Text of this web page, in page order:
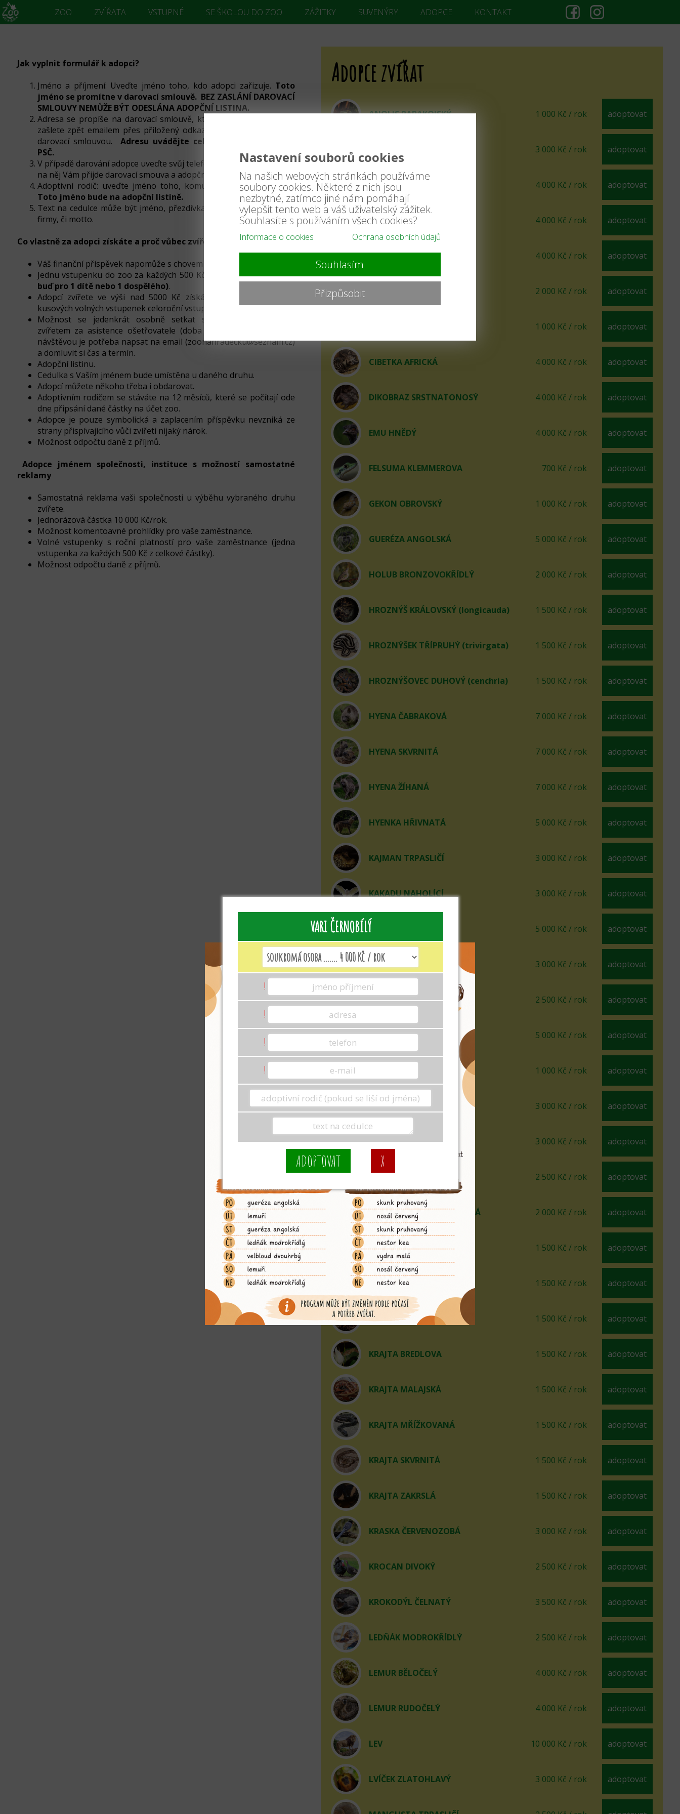
ZOO ZVÍŘATA VSTUPNÉ SE ŠKOLOU DO ZOO ZÁŽITKY SUVENÝRY ADOPCE KONTAKT
Jak vyplnit formulář k adopci?
Jméno a příjmení: Uveďte jméno toho, kdo adopci zařizuje. Toto
jméno se promítne v darovací smlouvě. BEZ ZASLÁNÍ DAROVACÍ
SMLOUVY NEMŮŽE BÝT ODESLÁNA ADOPČNÍ LISTINA.
Adresa se propíše na darovací smlouvě, kterou nám podepsanou
zašlete zpět emailem přes přiložený odkaz v emailu s doručenou
darovací smlouvou. Adresu uvádějte celou vč. ulice, města a
PSČ.
V případě darování adopce uveďte svůj telefon a email, jelikož právě
na něj Vám přijde darovací smouva a adopční listina.
Adoptivní rodič: uveďte jméno toho, komu bude adopce náležet.
Toto jméno bude na adopční listině.
Text na cedulce může být jméno, přezdívka, v případě firem název
firmy, či motto.
Co vlastně za adopci získáte a proč vůbec zvíře adoptovat?
Váš finanční příspěvek napomůže s chovem daného druhu.
Jednu vstupenku do zoo za každých 500 Kč
(vstupenka je platná
buď pro 1 dítě nebo 1 dospělého).
Adopcí zvířete ve výši nad 5000 Kč získá adoptivní rodič místo
kusových volných vstupenek celoroční vstup do zoo ZDARMA.
Možnost se jedenkrát osobně setkat se svým adoptovaným
zvířetem za asistence ošetřovatele (doba trvání 30 minut). Před
návštěvou je potřeba napsat na email (zoonahradecku@seznam.cz)
a domluvit si čas a termín.
Adopční listinu.
Cedulka s Vaším jménem bude umístěna u daného druhu.
Adopcí můžete někoho třeba i obdarovat.
Adoptivním rodičem se stáváte na 12 měsíců, které se počítají ode
dne připsání dané částky na účet zoo.
Adopce je pouze symbolická a zaplacením příspěvku nevzniká ze
strany přispívajícího vůči zvířeti nijaký nárok.
Možnost odpočtu daně z příjmů.
Adopce jménem společnosti, instituce s možností samostatné
reklamy
Samostatná reklama vaši společnosti u výběhu vybraného druhu
zvířete.
Jednorázová částka 10 000 Kč/rok.
Možnost komentoavné prohlídky pro vaše zaměstnance.
Volné vstupenky s roční platností pro vaše zaměstnance (jedna
vstupenka za každých 500 Kč z celkové částky).
Možnost odpočtu daně z příjmů.
Adopce zvířat
ANOLIS BARAKOJSKÝ 1 000 Kč / rok adoptovat
3 000 Kč / rok adoptovat
ARA ARAKANGA 4 000 Kč / rok adoptovat
ARA MALÝ 4 000 Kč / rok adoptovat
ARA ZELENOKŘÍDLÝ 4 000 Kč / rok adoptovat
2 000 Kč / rok adoptovat
1 000 Kč / rok adoptovat
CIBETKA AFRICKÁ 4 000 Kč / rok adoptovat
DIKOBRAZ SRSTNATONOSÝ 4 000 Kč / rok adoptovat
EMU HNĚDÝ 4 000 Kč / rok adoptovat
FELSUMA KLEMMEROVA 700 Kč / rok adoptovat
GEKON OBROVSKÝ 1 000 Kč / rok adoptovat
GUERÉZA ANGOLSKÁ 5 000 Kč / rok adoptovat
HOLUB BRONZOVOKŘÍDLÝ 2 000 Kč / rok adoptovat
HROZNÝŠ KRÁLOVSKÝ (longicauda) 1 500 Kč / rok adoptovat
HROZNÝŠEK TŘÍPRUHÝ (trivirgata) 1 500 Kč / rok adoptovat
HROZNÝŠOVEC DUHOVÝ (cenchria) 1 500 Kč / rok adoptovat
HYENA ČABRAKOVÁ 7 000 Kč / rok adoptovat
HYENA SKVRNITÁ 7 000 Kč / rok adoptovat
HYENA ŽÍHANÁ 7 000 Kč / rok adoptovat
HYENKA HŘIVNATÁ 5 000 Kč / rok adoptovat
KAJMAN TRPASLIČÍ 3 000 Kč / rok adoptovat
KAKADU NAHOLÍCÍ 3 000 Kč / rok adoptovat
KAPYBARA 5 000 Kč / rok adoptovat
KLOKAN RUDOKRKÝ 3 000 Kč / rok adoptovat
KLOKAN URU 2 500 Kč / rok adoptovat
KOČKA RYBÁŘSKÁ 5 000 Kč / rok adoptovat
1 000 Kč / rok adoptovat
KOSMAN BĚLOČELÝ 3 000 Kč / rok adoptovat
KOSMAN BĚLOVOUSÝ 3 000 Kč / rok adoptovat
2 500 Kč / rok adoptovat
KOZA HOLANDSKÁ ZAKRSLÁ 2 000 Kč / rok adoptovat
KRAJTA ALBERTISOVA 1 500 Kč / rok adoptovat
KRAJTA AMETYSTOVÁ 1 500 Kč / rok adoptovat
KRAJTA BORNEJSKÁ 1 500 Kč / rok adoptovat
KRAJTA BREDLOVA 1 500 Kč / rok adoptovat
KRAJTA MALAJSKÁ 1 500 Kč / rok adoptovat
KRAJTA MŘÍŽKOVANÁ 1 500 Kč / rok adoptovat
KRAJTA SKVRNITÁ 1 500 Kč / rok adoptovat
KRAJTA ZAKRSLÁ 1 500 Kč / rok adoptovat
KRASKA ČERVENOZOBÁ 3 000 Kč / rok adoptovat
KROCAN DIVOKÝ 2 500 Kč / rok adoptovat
KROKODÝL ČELNATÝ 3 500 Kč / rok adoptovat
LEDŇÁK MODROKŘÍDLÝ 2 500 Kč / rok adoptovat
LEMUR BĚLOČELÝ 4 000 Kč / rok adoptovat
LEMUR RUDOČELÝ 4 000 Kč / rok adoptovat
LEV 10 000 Kč / rok adoptovat
LVÍČEK ZLATOHLAVÝ 3 000 Kč / rok adoptovat
Nastavení souborů cookies
Na našich webových stránkách používáme
soubory cookies. Některé z nich jsou
nezbytné, zatímco jiné nám pomáhají
vylepšit tento web a váš uživatelský zážitek.
Souhlasíte s používáním všech cookies?
Informace o cookies Ochrana osobních údajů
Souhlasím
Přizpůsobit
VARI ČERNOBÍLÝ
!
!
!
!